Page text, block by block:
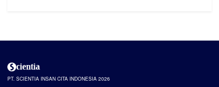
PT. SCIENTIA INSAN CITA INDONESIA 2026